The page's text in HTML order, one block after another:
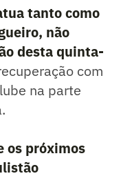
tanto como
não
desta quinta-
com
na parte
os próximos